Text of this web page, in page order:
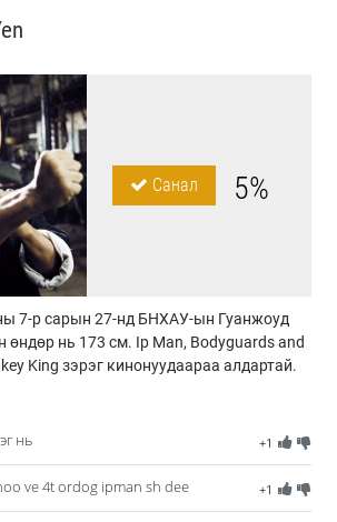
Санал 5%
7-р сарын 27-нд БНХАУ-ын Гуанжоуд
өндөр нь 173 см. Ip Man, Bodyguards and
King зэрэг кинонуудаараа алдартай.
+1
нь
+1
ve 4t ordog ipman sh dee